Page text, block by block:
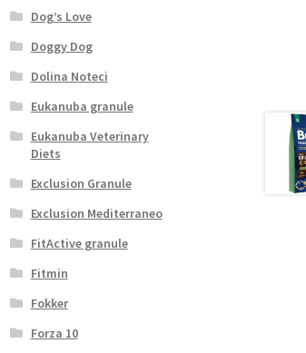
Dog’s Love
Doggy Dog
Dolina Noteci
Eukanuba granule
Eukanuba Veterinary
Diets
Exclusion Granule
Exclusion Mediterraneo
FitActive granule
Fitmin
Fokker
Forza 10